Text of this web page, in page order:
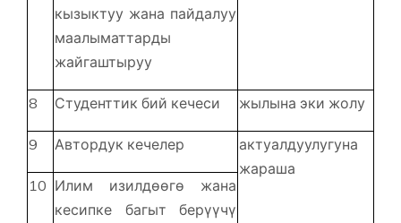
кызыктуу жана пайдалуу
маалыматтарды
жайгаштыруу
8 Студенттик бий кечеси жылына эки жолу
9 Автордук кечелер
актуалдуулугуна
жараша
10 Илим изилдөөгө жана
кесипке багыт берүүчү